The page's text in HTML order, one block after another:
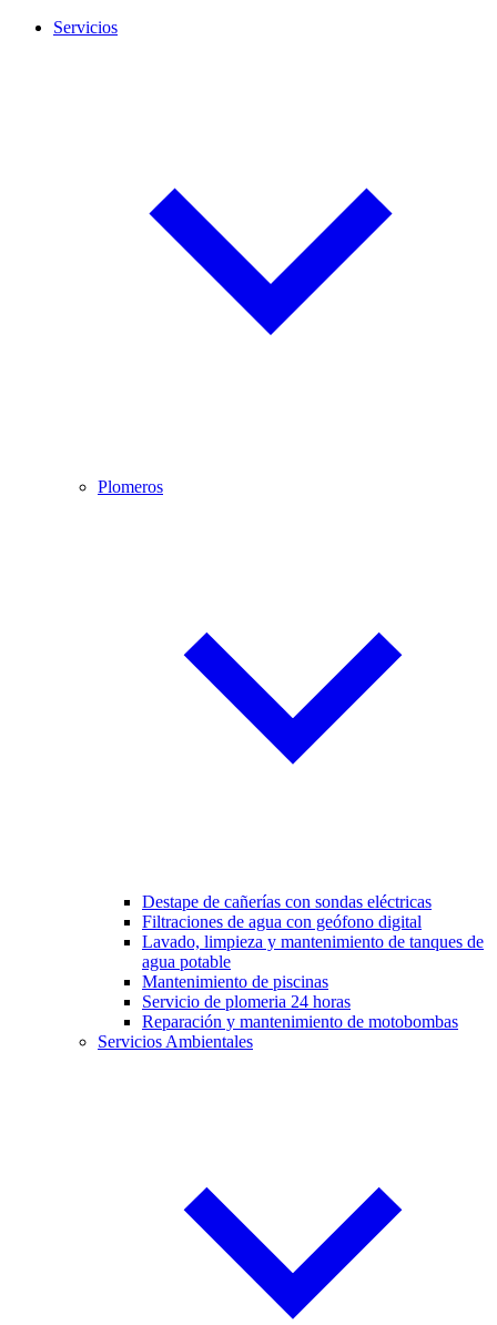
Servicios
Plomeros
Destape de cañerías con sondas eléctricas
Filtraciones de agua con geófono digital
Lavado, limpieza y mantenimiento de tanques de
agua potable
Mantenimiento de piscinas
Servicio de plomeria 24 horas
Reparación y mantenimiento de motobombas
Servicios Ambientales